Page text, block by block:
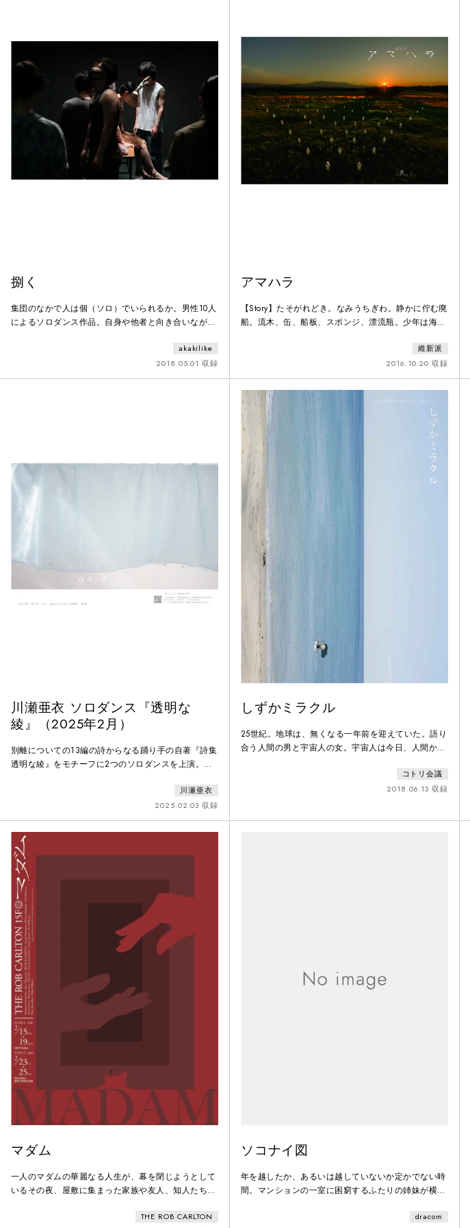
捌く
集団のなかで人は個（ソロ）でいられるか。男性10人
によるソロダンス作品。自身や他者と向き合いなが
て結実させてきた倉田翠。俳優、ダンサー、塗師、多
様な背景を持つ男性パフォーマーを起用し、個々の身
体、存在そのものを舞台上にダンスとして立ちあげ
akakilike
2018.05.01 収録
アマハラ
【Story】たそがれどき。なみうちぎわ。静かに佇む廃
船。流木、缶、船板、スポンジ、漂流瓶。少年は海が
想像力をふくらませ、この場所から海を越えて広がる
アジアの島々に想いを募らせる。少年の想いは“海の
道”へとつながっていく。【Note】本作品は20世紀三
部作のアジア篇として上演した『台湾の、灰色の牛が
背のびをしたとき』を再構成した作品である。新たな
脚本
維新派
2016.10.20 収録
川瀬亜衣 ソロダンス『透明な
綾』（2025年2月）
別離についての13編の詩からなる踊り手の自著『詩集
透明な綾』をモチーフに2つのソロダンスを上演。そ
［solo_a］、大谷悠による振付を踊る［solo_b］の2
作。詩集に寄せて制作された、鈴木彩加による美術作
品が会場に佇み、終演後にはIchizo Yoshiokaによる楽
曲を配布。’25 11月、再構成・再創作した『透明な綾
（11月、駒ヶ林にて）』を、下町
川瀬亜衣
2025.02.03 収録
しずかミラクル
25世紀。地球は、無くなる一年前を迎えていた。語り
合う人間の男と宇宙人の女。宇宙人は今日、人間から
た。人間は話した。戦争の歴史。日本の四季。神さま
のこと。科学の発展。有名な小説。ほとんどがこの世
コトリ会議
2018.06.13 収録
マダム
一人のマダムの華麗なる人生が、幕を閉じようとして
いるその夜、屋敷に集まった家族や友人、知人たちマ
THE ROB CARLTON
ソコナイ図
年を越したか、あるいは越していないか定かでない時
間。マンションの一室に困窮するふたりの姉妹が横に
を知るのが怖くて声をかけられないまま、やはりじっ
dracom